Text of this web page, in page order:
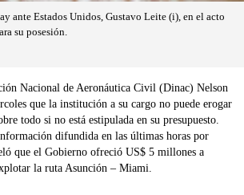
ante Estados Unidos, Gustavo Leite (i), en el acto
su posesión.
Nacional de Aeronáutica Civil (Dinac) Nelson
que la institución a su cargo no puede erogar
todo si no está estipulada en su presupuesto.
difundida en las últimas horas por
que el Gobierno ofreció US$ 5 millones a
la ruta Asunción – Miami.